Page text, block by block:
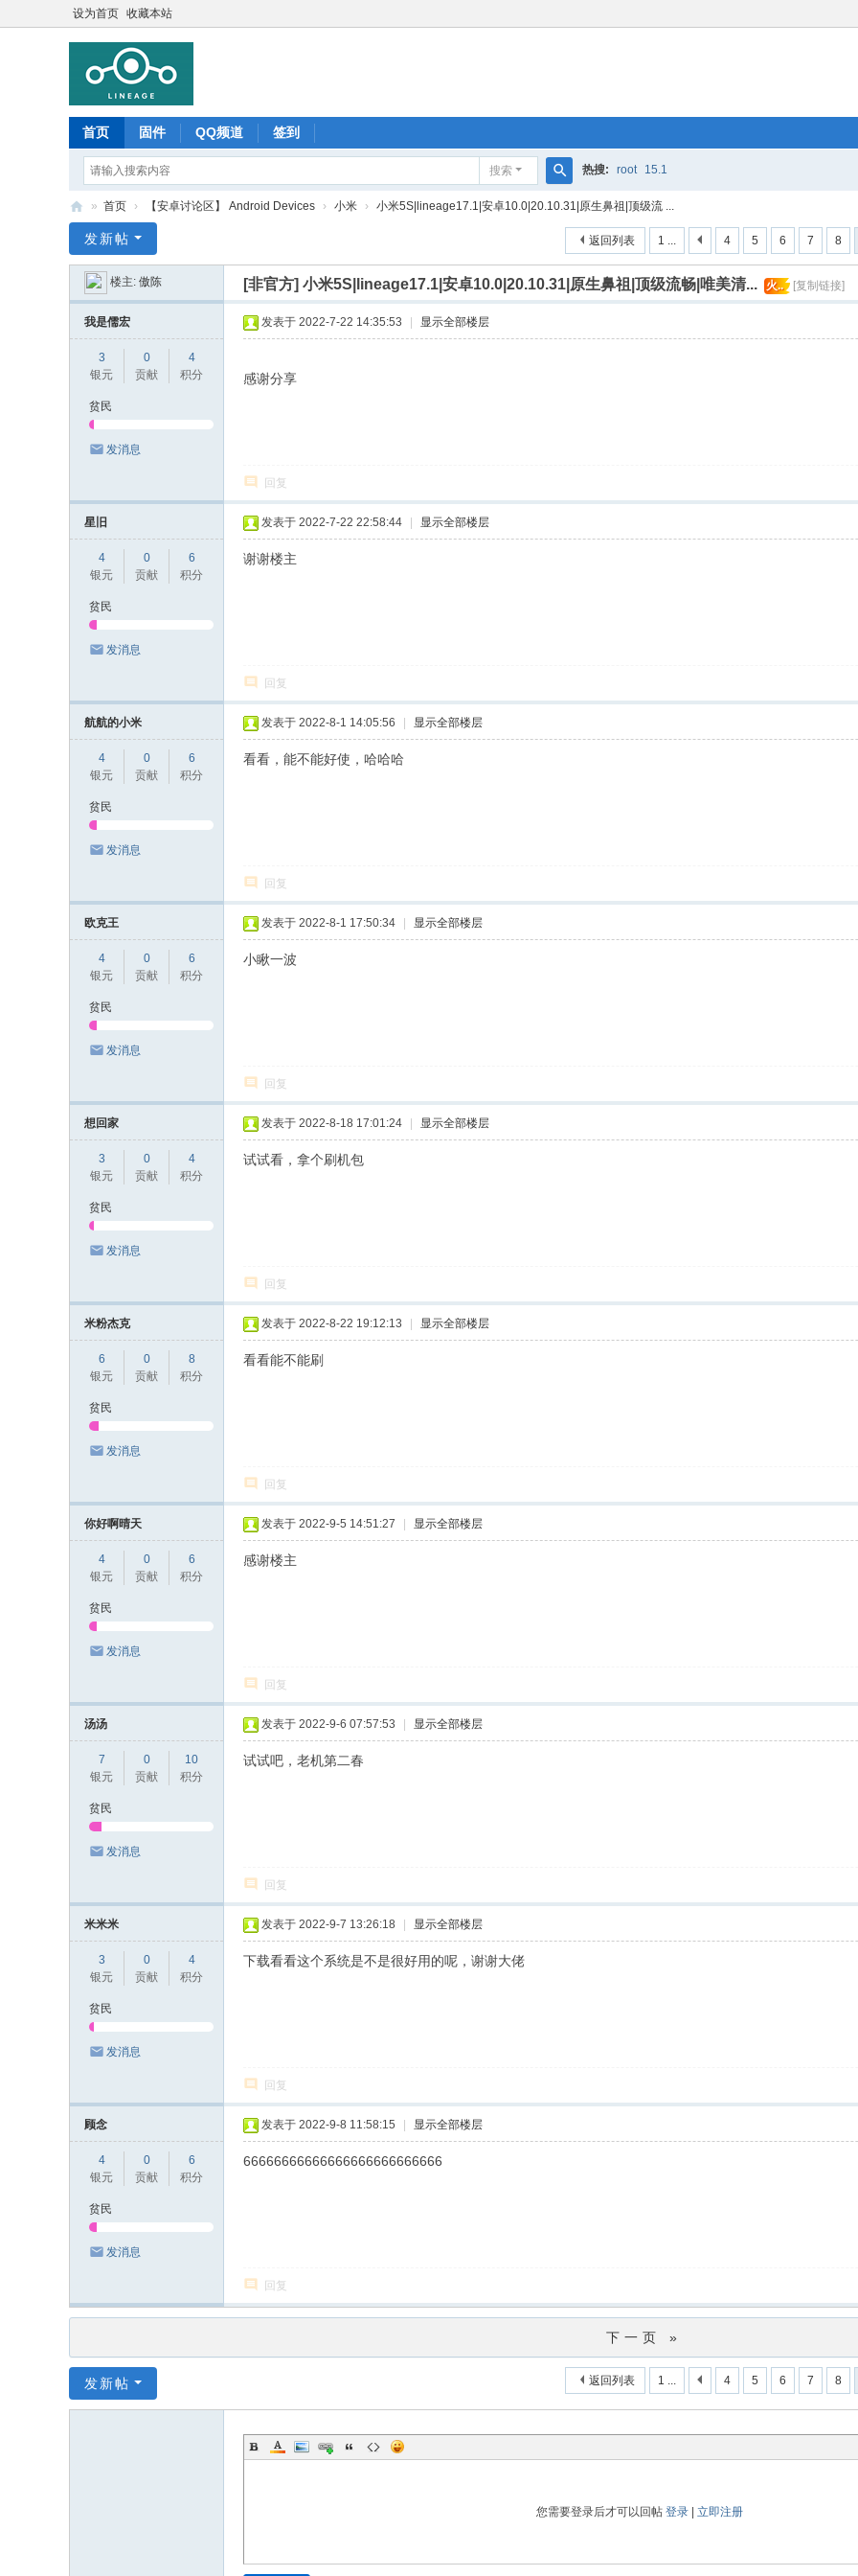
设为首页 收藏本站
首页 固件 QQ频道 签到
搜索
搜
热搜: root 15.1
ne
» 首页 › 【安卓讨论区】 Android Devices › 小米 › 小米5S|lineage17.1|安卓10.0|20.10.31|原生鼻祖|顶级流 ...
1 ... 4 5 6 7 8
返回列表
发新帖
楼主: 傲陈 [非官方] 小米5S|lineage17.1|安卓10.0|20.10.31|原生鼻祖|顶级流畅|唯美清... 火.. [复制链接]
我是儒宏
3
银元
0
贡献
4
积分
贫民
发消息
发表于 2022-7-22 14:35:53 显示全部楼层
感谢分享
回复
星旧
4
银元
0
贡献
6
积分
贫民
发消息
发表于 2022-7-22 22:58:44 显示全部楼层
谢谢楼主
回复
航航的小米
4
银元
0
贡献
6
积分
贫民
发消息
发表于 2022-8-1 14:05:56 显示全部楼层
看看，能不能好使，哈哈哈
回复
欧克王
4
银元
0
贡献
6
积分
贫民
发消息
发表于 2022-8-1 17:50:34 显示全部楼层
小瞅一波
回复
想回家
3
银元
0
贡献
4
积分
贫民
发消息
发表于 2022-8-18 17:01:24 显示全部楼层
试试看，拿个刷机包
回复
米粉杰克
6
银元
0
贡献
8
积分
贫民
发消息
发表于 2022-8-22 19:12:13 显示全部楼层
看看能不能刷
回复
你好啊晴天
4
银元
0
贡献
6
积分
贫民
发消息
发表于 2022-9-5 14:51:27 显示全部楼层
感谢楼主
回复
汤汤
7
银元
0
贡献
10
积分
贫民
发消息
发表于 2022-9-6 07:57:53 显示全部楼层
试试吧，老机第二春
回复
米米米
3
银元
0
贡献
4
积分
贫民
发消息
发表于 2022-9-7 13:26:18 显示全部楼层
下载看看这个系统是不是很好用的呢，谢谢大佬
回复
顾念
4
银元
0
贡献
6
积分
贫民
发消息
发表于 2022-9-8 11:58:15 显示全部楼层
66666666666666666666666666
回复
下一页 »
1 ... 4 5 6 7 8
返回列表
发新帖
您需要登录后才可以回帖 登录| 立即注册